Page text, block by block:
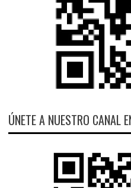
ÚNETE A NUESTRO CANAL